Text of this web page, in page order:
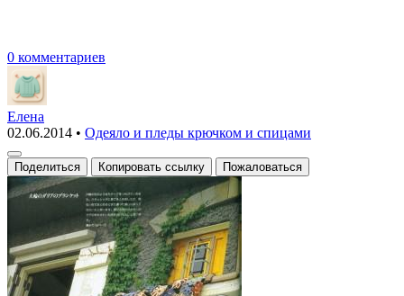
0 комментариев
Елена
02.06.2014 • Одеяло и пледы крючком и спицами
Поделиться Копировать ссылку Пожаловаться